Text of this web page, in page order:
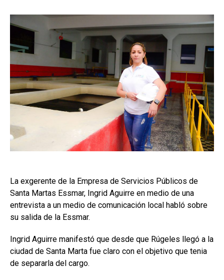
La exgerente de la Empresa de Servicios Públicos de
Santa Martas Essmar, Ingrid Aguirre en medio de una
entrevista a un medio de comunicación local habló sobre
su salida de la Essmar.
Ingrid Aguirre manifestó que desde que Rúgeles llegó a la
ciudad de Santa Marta fue claro con el objetivo que tenia
de separarla del cargo.